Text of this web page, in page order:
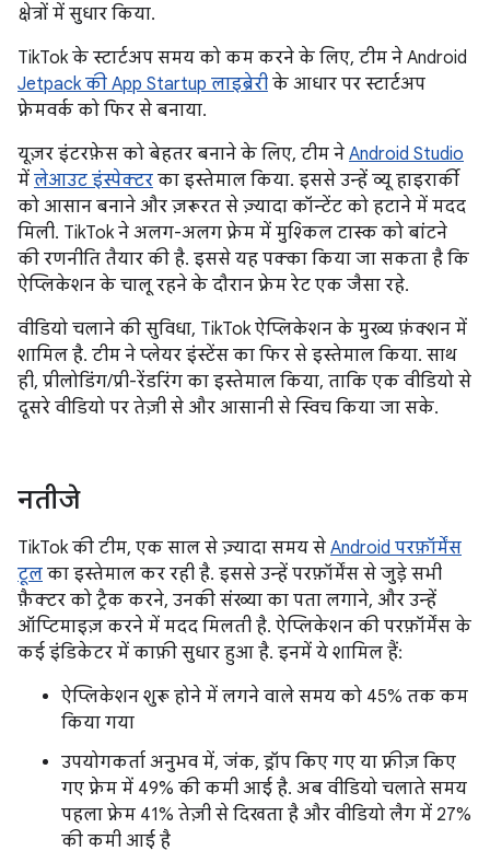
क्षेत्रों में सुधार किया.
TikTok के स्टार्टअप समय को कम करने के लिए, टीम ने Android
Jetpack की App Startup लाइब्रेरी के आधार पर स्टार्टअप
फ़्रेमवर्क को फिर से बनाया.
यूज़र इंटरफ़ेस को बेहतर बनाने के लिए, टीम ने Android Studio
में लेआउट इंस्पेक्टर का इस्तेमाल किया. इससे उन्हें व्यू हाइरार्की
को आसान बनाने और ज़रूरत से ज़्यादा कॉन्टेंट को हटाने में मदद
मिली. TikTok ने अलग-अलग फ़्रेम में मुश्किल टास्क को बांटने
की रणनीति तैयार की है. इससे यह पक्का किया जा सकता है कि
ऐप्लिकेशन के चालू रहने के दौरान फ़्रेम रेट एक जैसा रहे.
वीडियो चलाने की सुविधा, TikTok ऐप्लिकेशन के मुख्य फ़ंक्शन में
शामिल है. टीम ने प्लेयर इंस्टेंस का फिर से इस्तेमाल किया. साथ
ही, प्रीलोडिंग/प्री-रेंडरिंग का इस्तेमाल किया, ताकि एक वीडियो से
दूसरे वीडियो पर तेज़ी से और आसानी से स्विच किया जा सके.
नतीजे
TikTok की टीम, एक साल से ज़्यादा समय से Android परफ़ॉर्मेंस
टूल का इस्तेमाल कर रही है. इससे उन्हें परफ़ॉर्मेंस से जुड़े सभी
फ़ैक्टर को ट्रैक करने, उनकी संख्या का पता लगाने, और उन्हें
ऑप्टिमाइज़ करने में मदद मिलती है. ऐप्लिकेशन की परफ़ॉर्मेंस के
कई इंडिकेटर में काफ़ी सुधार हुआ है. इनमें ये शामिल हैं:
ऐप्लिकेशन शुरू होने में लगने वाले समय को 45% तक कम
किया गया
उपयोगकर्ता अनुभव में, जंक, ड्रॉप किए गए या फ़्रीज़ किए
गए फ़्रेम में 49% की कमी आई है. अब वीडियो चलाते समय
पहला फ़्रेम 41% तेज़ी से दिखता है और वीडियो लैग में 27%
की कमी आई है